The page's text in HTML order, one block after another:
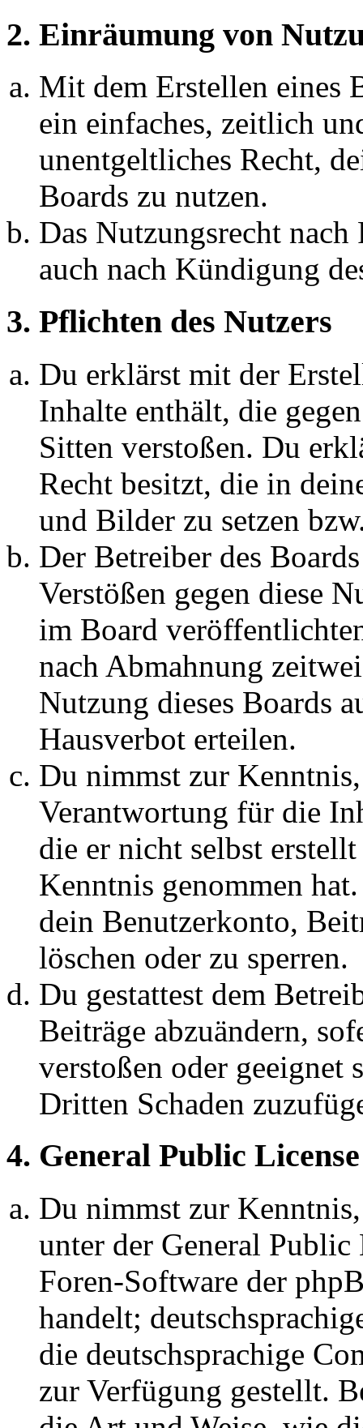
2. Einräumung von
Mit dem Erstellen eines
ein einfaches, zeitlich
unentgeltliches Recht,
Boards zu nutzen.
Das Nutzungsrecht
auch nach Kündigung
3. Pflichten des Nutzers
Du erklärst mit der
Inhalte enthält, die
Sitten verstoßen. Du
Recht besitzt, die in
und Bilder zu setzen
Der Betreiber des
Verstößen gegen diese
im Board
nach Abmahnung
Nutzung dieses Boards
Hausverbot erteilen.
Du nimmst zur
Verantwortung für die
die er nicht selbst
Kenntnis genommen
dein Benutzerkonto,
löschen oder zu sperren.
Du gestattest dem
Beiträge abzuändern,
verstoßen oder geeignet
Dritten Schaden
4. General Public License
Du nimmst zur
unter der General
Foren-Software der
handelt;
die deutschsprachige
zur Verfügung gestellt.